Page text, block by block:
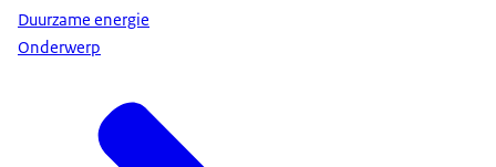
Duurzame energie
Onderwerp